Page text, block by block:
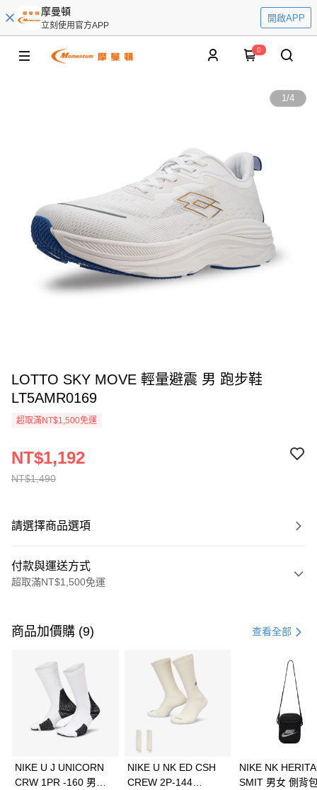
摩曼頓
立刻使用官方APP
開啟APP
0
1/4
LOTTO SKY MOVE 輕量避震 男 跑步鞋
LT5AMR0169
超取滿NT$1,500免運
NT$1,490
NT$1,192
請選擇商品選項
付款與運送方式
超取滿NT$1,500免運
信用卡一次付款
3 期 0 利率 每期 21家銀行
合作金庫商業銀行
第一商業銀行
華南商業銀行
彰化商業銀行
上海商業儲蓄銀行
Apple Pay
全盈+PAY
商品加價購 (9) 查看全部
NIKE U J UNICORN
CRW 1PR -160 男女
NIKE U NK ED CSH
CREW 2P-144
NIKE NK
SMIT 男女 側背